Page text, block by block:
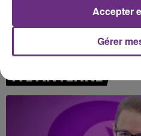
NIRVANA
Come As You Are
A L'ANTENNE
Gérer
Accepter